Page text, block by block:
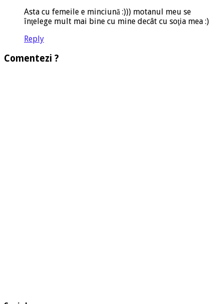
Asta cu femeile e minciună :))) motanul meu se
înţelege mult mai bine cu mine decât cu soţia mea :)
Reply
Comentezi ?